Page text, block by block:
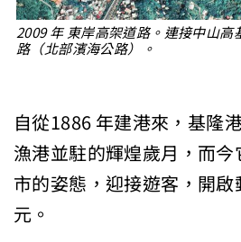
2009 年 東岸高架道路。連接中山
路（北部濱海公路）。
自從1886 年建港來，基隆
漁港並駐的輝煌歲月，而
市的姿態，迎接遊客，開
元。